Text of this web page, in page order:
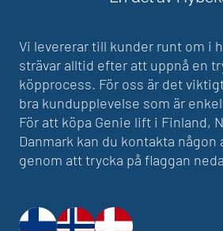
Vi levererar till kunder runt om i
strävar alltid efter att uppnå en
köpprocess. För oss är det
bra kundupplevelse som är
För att köpa Genie lift i Finland,
Danmark kan du kontakta någon
genom att trycka på flaggan